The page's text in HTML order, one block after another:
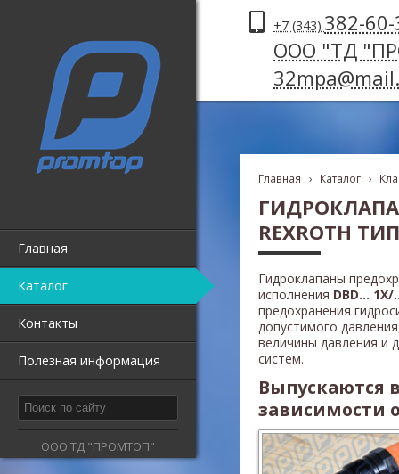
Главная
Каталог
Контакты
Полезная информация
ООО ТД "ПРОМТОП"
+7 (343) 382-
ООО "ТД
Главная › Каталог ›
REXROTH
Гидроклапаны
исполнения DBD... 1X/
предохранения
допустимого
величины давления и
систем.
Выпускаются
зависимости